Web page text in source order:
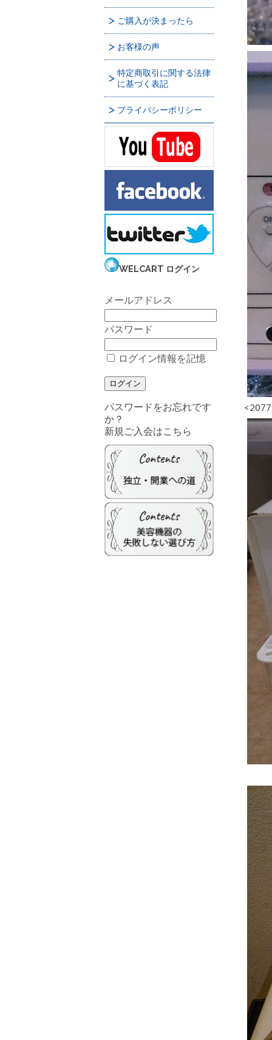
ご購入が決まったら
お客様の声
特定商取引に関する法律
に基づく表記
プライバシーポリシー
WELCART ログイン
メールアドレス
パスワード
ログイン情報を記憶
パスワードをお忘れです
か？
新規ご入会はこちら